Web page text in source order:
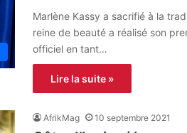
Marlène Kassy a sacrifié à la
reine de beauté a réalisé son
officiel en tant…
Lire la suite »
AfrikMag 10 septembre 2021